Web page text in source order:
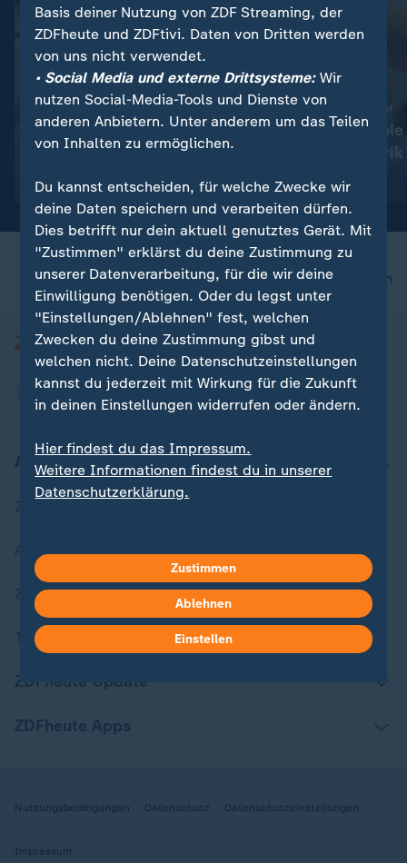
Nachfahre von Escobars Nilpferden:
Kolumbien: Mutterloses
Hippo-Baby gerettet
Video
Zoll-Fund in Charleroi
Belgien: Illegale
Video 1:15
nach oben
Aktuell bei ZDFheute
Aktuelle Sendungs-Videos
ZDFheute Stories
Themen im Überblick
ZDFheute Update
Nutzungsbedingungen Datenschutz Datenschutzeinstellungen
Impressum
Basis deiner Nutzung von ZDF Streaming, der
ZDFheute und ZDFtivi. Daten von Dritten werden
von uns nicht verwendet.
• Social Media und externe Drittsysteme:Wir
nutzen Social-Media-Tools und Dienste von
anderen Anbietern. Unter anderem um das Teilen
von Inhalten zu ermöglichen.
Du kannst entscheiden, für welche Zwecke wir
deine Daten speichern und verarbeiten dürfen.
Dies betrifft nur dein aktuell genutztes Gerät. Mit
"Zustimmen" erklärst du deine Zustimmung zu
unserer Datenverarbeitung, für die wir deine
Einwilligung benötigen. Oder du legst unter
"Einstellungen/Ablehnen" fest, welchen
Zwecken du deine Zustimmung gibst und
welchen nicht. Deine Datenschutzeinstellungen
kannst du jederzeit mit Wirkung für die Zukunft
in deinen Einstellungen widerrufen oder ändern.
Hier findest du das Impressum.
Weitere Informationen findest du in unserer
Datenschutzerklärung.
Zustimmen
Ablehnen
Einstellen